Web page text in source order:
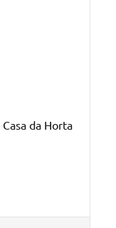
da Horta